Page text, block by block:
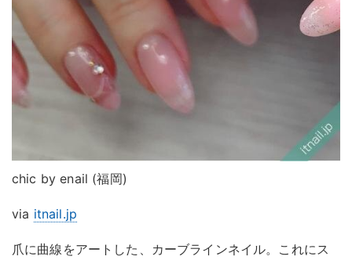
chic by enail (福岡)
via itnail.jp
爪に曲線をアートした、カーブラインネイル。これにス